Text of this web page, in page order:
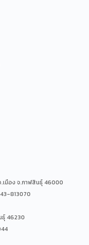
เมือง จ.กาฬสินธุ์ 46000
813070
ธุ์ 46230